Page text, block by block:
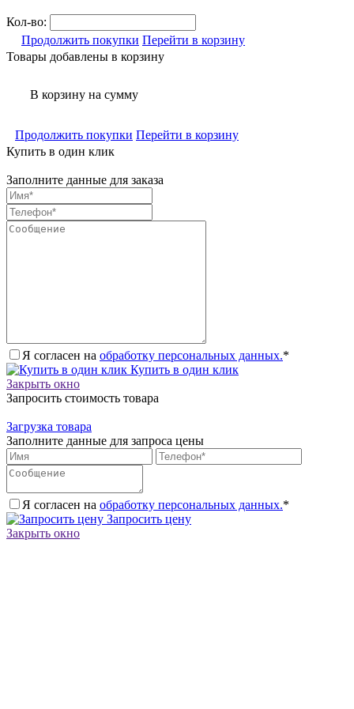
Кол-во:
Продолжить покупки Перейти в корзину
Товары добавлены в корзину
В корзину на сумму
Продолжить покупки Перейти в корзину
Купить в один клик
Заполните данные для заказа
Я согласен на обработку персональных данных.*
Купить в один клик
Закрыть окно
Запросить стоимость товара
Загрузка товара
Заполните данные для запроса цены
Я согласен на обработку персональных данных.*
Запросить цену
Закрыть окно